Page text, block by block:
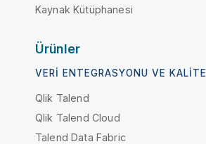
Kaynak Kütüphanesi
Ürünler
VERI ENTEGRASYONU VE KALITE
Qlik Talend
Qlik Talend Cloud
Talend Data Fabric